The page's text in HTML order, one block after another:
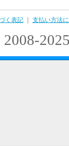
く表記 支払い方法